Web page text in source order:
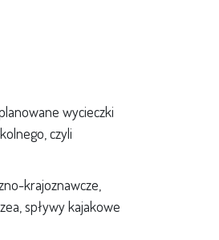
wycieczki
czyli
krajoznawcze,
spływy kajakowe